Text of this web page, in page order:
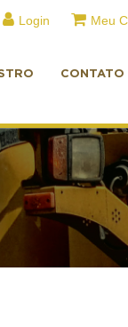
Login Meu
CONTATO